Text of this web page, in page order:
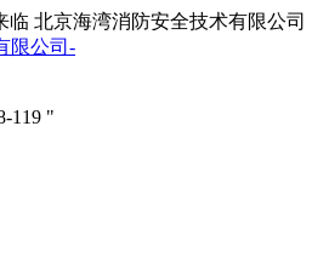
临 北京海湾消防安全技术有限公司
119